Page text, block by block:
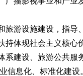
游设施建设，指导
体现社会主义核
建设、旅游公共
信息化、标准化建设